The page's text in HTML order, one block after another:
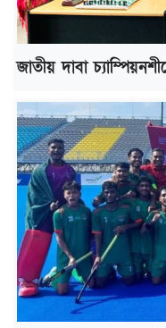
জাতীয় দাবা